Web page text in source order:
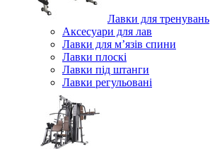
Лавки для тренувань
Аксесуари для лав
Лавки для м’язів спини
Лавки плоскі
Лавки під штанги
Лавки регульовані